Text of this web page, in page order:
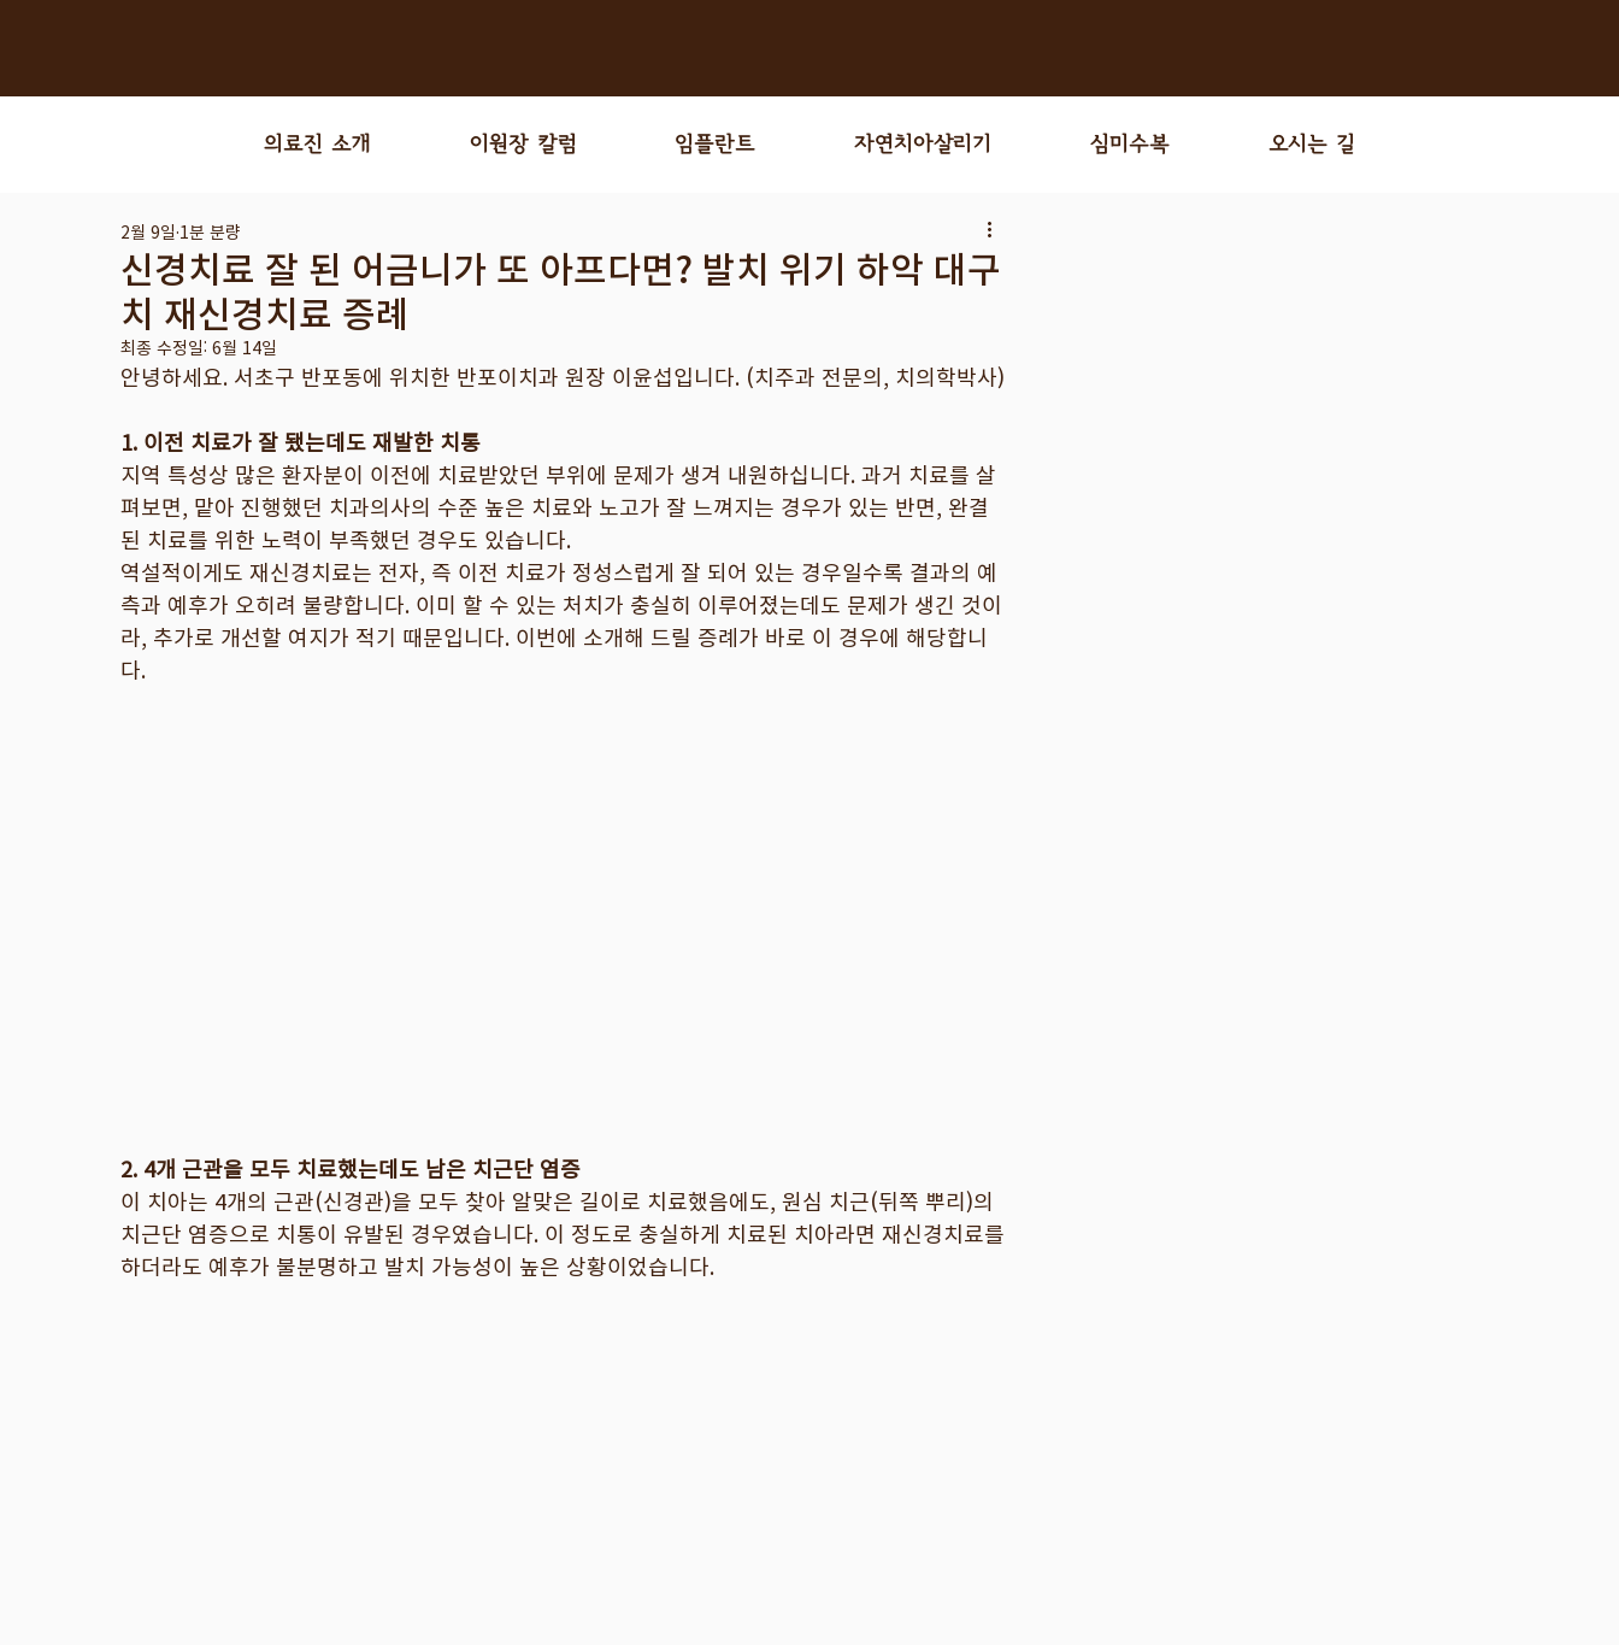
의료진 소개 이원장 칼럼 임플란트 자연치아살리기 심미수복 오시는 길
신경치료 잘 된 어금니가 또 아프다면? 발치 위기 하악 대구
치 재신경치료 증례
2월 9일 1분 분량
최종 수정일: 6월 14일
안녕하세요. 서초구 반포동에 위치한 반포이치과 원장 이윤섭입니다. (치주과 전문의, 치의학박사)
1. 이전 치료가 잘 됐는데도 재발한 치통
지역 특성상 많은 환자분이 이전에 치료받았던 부위에 문제가 생겨 내원하십니다. 과거 치료를 살
펴보면, 맡아 진행했던 치과의사의 수준 높은 치료와 노고가 잘 느껴지는 경우가 있는 반면, 완결
된 치료를 위한 노력이 부족했던 경우도 있습니다.
역설적이게도 재신경치료는 전자, 즉 이전 치료가 정성스럽게 잘 되어 있는 경우일수록 결과의 예
측과 예후가 오히려 불량합니다. 이미 할 수 있는 처치가 충실히 이루어졌는데도 문제가 생긴 것이
라, 추가로 개선할 여지가 적기 때문입니다. 이번에 소개해 드릴 증례가 바로 이 경우에 해당합니
다.
2. 4개 근관을 모두 치료했는데도 남은 치근단 염증
이 치아는 4개의 근관(신경관)을 모두 찾아 알맞은 길이로 치료했음에도, 원심 치근(뒤쪽 뿌리)의
치근단 염증으로 치통이 유발된 경우였습니다. 이 정도로 충실하게 치료된 치아라면 재신경치료를
하더라도 예후가 불분명하고 발치 가능성이 높은 상황이었습니다.